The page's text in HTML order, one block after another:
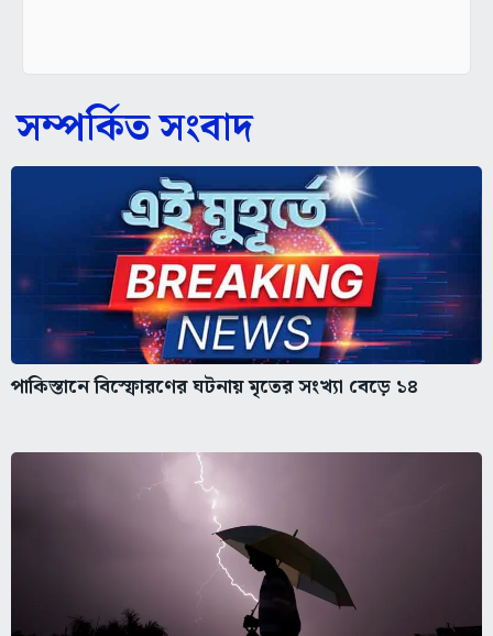
সম্পর্কিত সংবাদ
পাকিস্তানে বিস্ফোরণের ঘটনায় মৃতের সংখ্যা বেড়ে ১৪